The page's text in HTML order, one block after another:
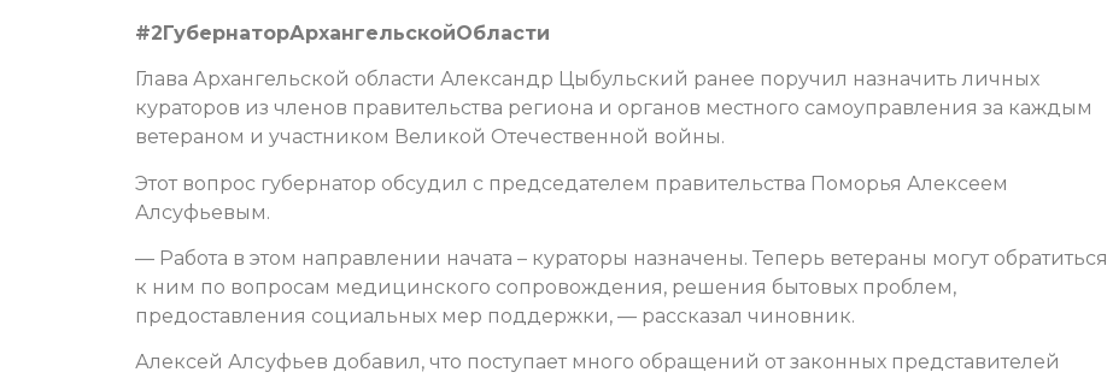
#2ГубернаторАрхангельскойОбласти
Глава Архангельской области Александр Цыбульский ранее поручил назначить личных
кураторов из членов правительства региона и органов местного самоуправления за каждым
ветераном и участником Великой Отечественной войны.
Этот вопрос губернатор обсудил с председателем правительства Поморья Алексеем
Алсуфьевым.
— Работа в этом направлении начата – кураторы назначены. Теперь ветераны могут обратиться
к ним по вопросам медицинского сопровождения, решения бытовых проблем,
предоставления социальных мер поддержки, — рассказал чиновник.
Алексей Алсуфьев добавил, что поступает много обращений от законных представителей